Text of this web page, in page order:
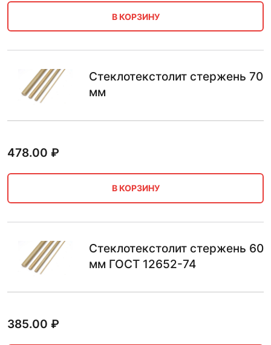
В КОРЗИНУ
Стеклотекстолит стержень 70
мм
478.00 ₽
В КОРЗИНУ
Стеклотекстолит стержень 60
мм ГОСТ 12652-74
385.00 ₽